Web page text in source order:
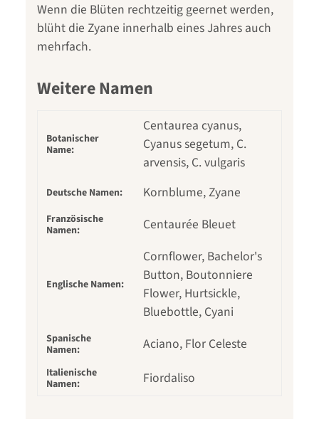
Wenn die Blüten rechtzeitig geernet werden,
blüht die Zyane innerhalb eines Jahres auch
mehrfach.
Weitere Namen
Botanischer
Name:
Centaurea cyanus,
Cyanus segetum, C.
arvensis, C. vulgaris
Deutsche Namen: Kornblume, Zyane
Französische
Namen:
Centaurée Bleuet
Englische Namen:
Cornflower, Bachelor's
Button, Boutonniere
Flower, Hurtsickle,
Bluebottle, Cyani
Spanische
Namen:
Aciano, Flor Celeste
Italienische
Namen:
Fiordaliso